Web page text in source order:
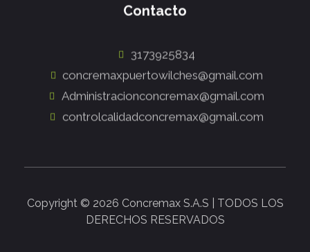
Contacto
3173925834
concremaxpuertowilches@gmail.com
Administracionconcremax@gmail.com
controlcalidadconcremax@gmail.com
Copyright © 2026 Concremax S.A.S | TODOS LOS
DERECHOS RESERVADOS